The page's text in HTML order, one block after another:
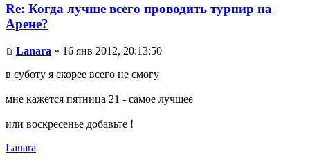
Re: Когда лучше всего проводить турнир на
Арене?
Lanara » 16 янв 2012, 20:13:50
в суботу я скорее всего не смогу
мне кажется пятница 21 - самое лучшее
или воскресенье добавьте !
Lanara